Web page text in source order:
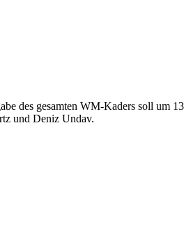
des gesamten WM-Kaders soll um
und Deniz Undav.